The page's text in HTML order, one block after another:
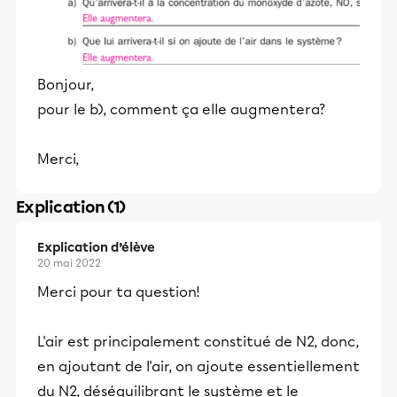
Bonjour,
pour le b), comment ça elle augmentera?
Merci,
Explication (1)
Explication d’élève
20 mai 2022
Merci pour ta question!
L'air est principalement constitué de N2, donc,
en ajoutant de l'air, on ajoute essentiellement
du N2, déséquilibrant le système et le